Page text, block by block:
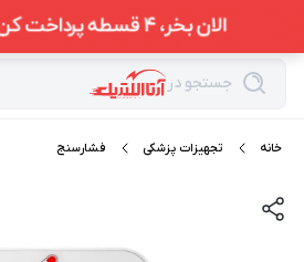
جستجو در
خانه تجهیزات پزشکی فشارسنج